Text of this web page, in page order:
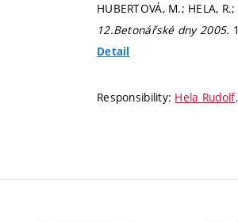
HUBERTOVÁ, M.; HELA,
12.Betonářské dny 2005.
Detail
Responsibility: Hela